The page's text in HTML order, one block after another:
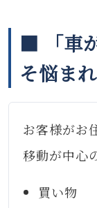
■ 「車
そ悩ま
お客様がお
移動が中心
買い物